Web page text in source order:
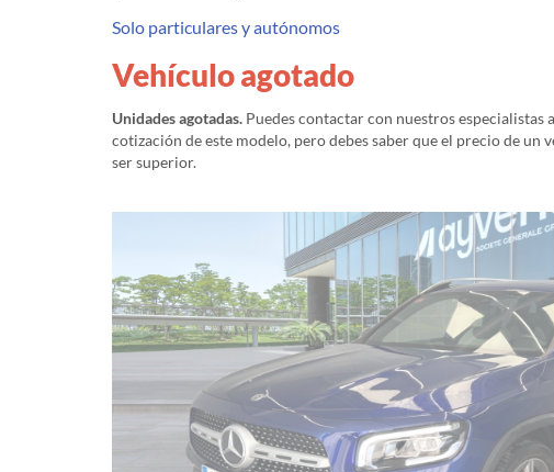
Solo particulares y autónomos
Vehículo agotado
Unidades agotadas. Puedes contactar con nuestros
cotización de este modelo, pero debes saber que el precio de un
ser superior.